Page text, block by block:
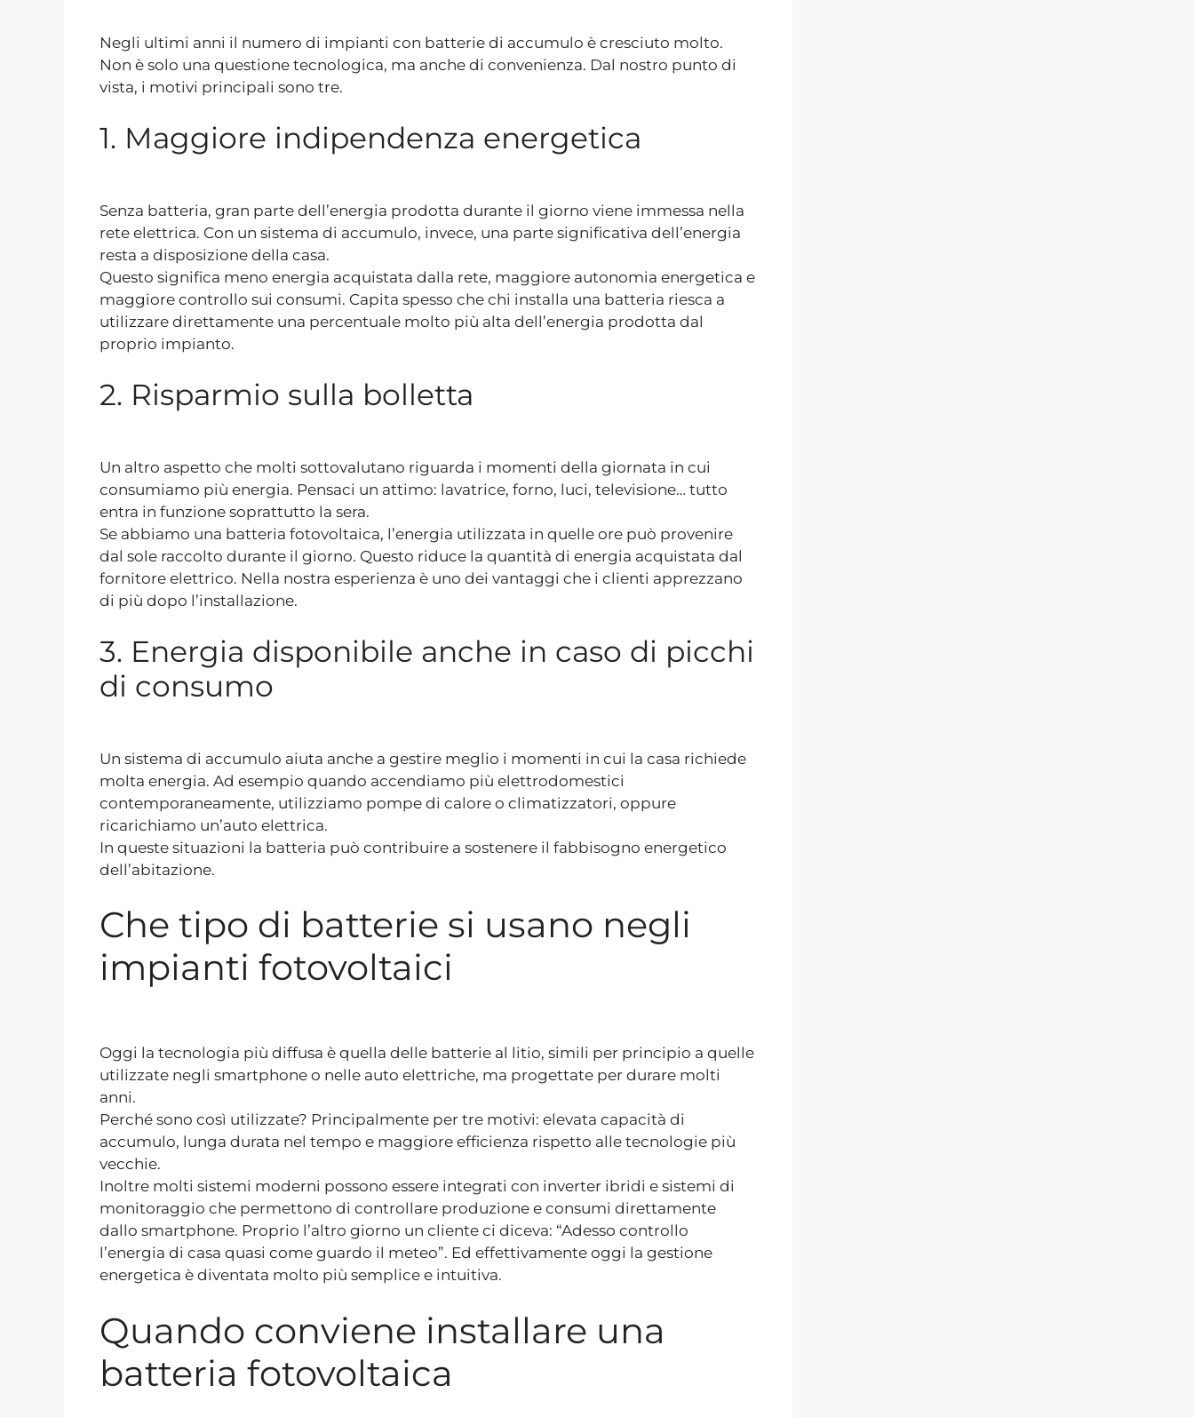
Negli ultimi anni il numero di impianti con batterie di accumulo è cresciuto molto.
Non è solo una questione tecnologica, ma anche di convenienza. Dal nostro punto di
vista, i motivi principali sono tre.
1. Maggiore indipendenza energetica
Senza batteria, gran parte dell’energia prodotta durante il giorno viene immessa nella
rete elettrica. Con un sistema di accumulo, invece, una parte significativa dell’energia
resta a disposizione della casa.
Questo significa meno energia acquistata dalla rete, maggiore autonomia energetica e
maggiore controllo sui consumi. Capita spesso che chi installa una batteria riesca a
utilizzare direttamente una percentuale molto più alta dell’energia prodotta dal
proprio impianto.
2. Risparmio sulla bolletta
Un altro aspetto che molti sottovalutano riguarda i momenti della giornata in cui
consumiamo più energia. Pensaci un attimo: lavatrice, forno, luci, televisione… tutto
entra in funzione soprattutto la sera.
Se abbiamo una batteria fotovoltaica, l’energia utilizzata in quelle ore può provenire
dal sole raccolto durante il giorno. Questo riduce la quantità di energia acquistata dal
fornitore elettrico. Nella nostra esperienza è uno dei vantaggi che i clienti apprezzano
di più dopo l’installazione.
3. Energia disponibile anche in caso di picchi
di consumo
Un sistema di accumulo aiuta anche a gestire meglio i momenti in cui la casa richiede
molta energia. Ad esempio quando accendiamo più elettrodomestici
contemporaneamente, utilizziamo pompe di calore o climatizzatori, oppure
ricarichiamo un’auto elettrica.
In queste situazioni la batteria può contribuire a sostenere il fabbisogno energetico
dell’abitazione.
Che tipo di batterie si usano negli
impianti fotovoltaici
Oggi la tecnologia più diffusa è quella delle batterie al litio, simili per principio a quelle
utilizzate negli smartphone o nelle auto elettriche, ma progettate per durare molti
anni.
Perché sono così utilizzate? Principalmente per tre motivi: elevata capacità di
accumulo, lunga durata nel tempo e maggiore efficienza rispetto alle tecnologie più
vecchie.
Inoltre molti sistemi moderni possono essere integrati con inverter ibridi e sistemi di
monitoraggio che permettono di controllare produzione e consumi direttamente
dallo smartphone. Proprio l’altro giorno un cliente ci diceva: “Adesso controllo
l’energia di casa quasi come guardo il meteo”. Ed effettivamente oggi la gestione
energetica è diventata molto più semplice e intuitiva.
Quando conviene installare una
batteria fotovoltaica